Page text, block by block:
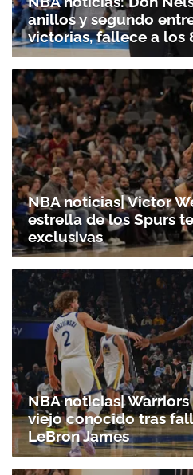
anillos y segundo
victorias, fallece a los
NBA noticias| Victor
estrella de los Spurs
exclusivas
NBA noticias|
viejo conocido tras
LeBron James